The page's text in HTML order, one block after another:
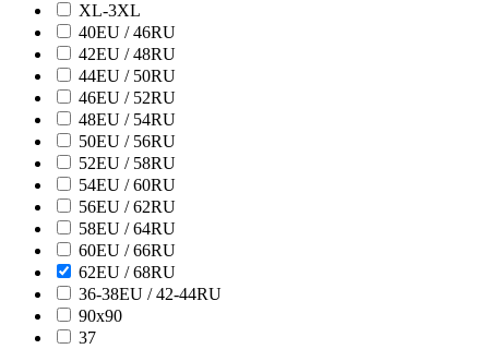
XL-3XL
40EU / 46RU
42EU / 48RU
44EU / 50RU
46EU / 52RU
48EU / 54RU
50EU / 56RU
52EU / 58RU
54EU / 60RU
56EU / 62RU
58EU / 64RU
60EU / 66RU
62EU / 68RU
36-38EU / 42-44RU
90х90
37